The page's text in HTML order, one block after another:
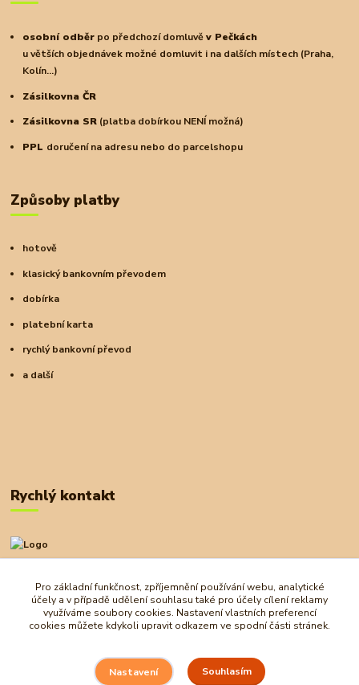
osobní odběr po předchozí domluvěv Pečkách
u větších objednávek možné domluvit i na dalších místech (Praha,
Kolín...)
Zásilkovna ČR
Zásilkovna SR (platba dobírkou NENÍ možná)
PPL doručení na adresu nebo do parcelshopu
Způsoby platby
hotově
klasický bankovním převodem
dobírka
platební karta
rychlý bankovní převod
a další
Rychlý kontakt
+420 727 972 830
obchod@ostrovherahlavolamu.cz
Pro základní funkčnost, zpříjemnění používání webu, analytické
účely a v případě udělení souhlasu také pro účely cílení reklamy
využíváme soubory cookies. Nastavení vlastních preferencí
cookies můžete kdykoli upravit odkazem ve spodní části stránek.
Nastavení Souhlasím